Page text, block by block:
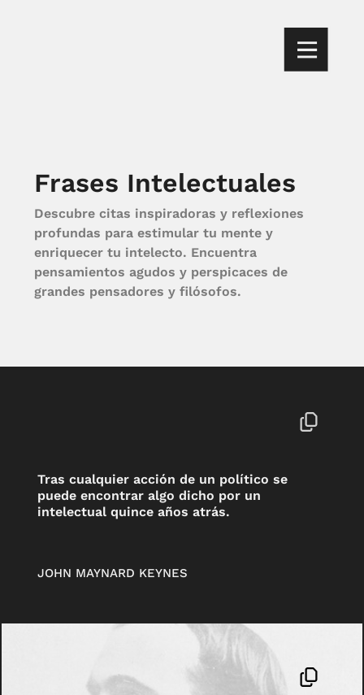
Frases Intelectuales
Descubre citas inspiradoras y reflexiones
profundas para estimular tu mente y
enriquecer tu intelecto. Encuentra
pensamientos agudos y perspicaces de
grandes pensadores y filósofos.
Tras cualquier acción de un político se
puede encontrar algo dicho por un
intelectual quince años atrás.
JOHN MAYNARD KEYNES